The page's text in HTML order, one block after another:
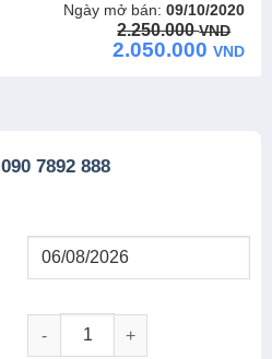
090 7892 888
Tour Miền Bắc 3N2D: Hà Giang
Ngày mở bán:09/10/2020
2.250.000VND
Original
price
was:
2.050.000VND
Current
price
is: